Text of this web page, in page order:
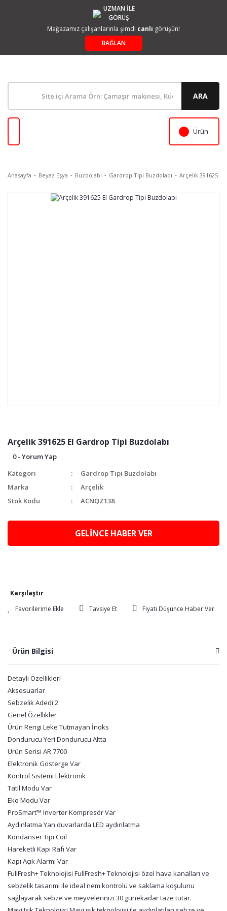
UZMAN İLE
GÖRÜŞ
Mağazamız çalışanlarınla şimdi canlı görüşün!
BAĞLAN
ARA
Ürün
Anasayfa Beyaz Eşya Buzdolabı Gardrop Tipi Buzdolabı Arçelik 391625
Arçelik 391625 EI Gardrop Tipi Buzdolabı
0 - Yorum Yap
Kategori
Gardrop Tipi Buzdolabı
Marka
Arçelik
Stok Kodu
ACNQZ138
GELİNCE HABER VER
Karşılaştır
Tavsiye Et
Fiyatı Düşünce Haber Ver
Ürün Bilgisi
Detaylı Özellikleri
Aksesuarlar
Sebzelik Adedi 2
Genel Özellikler
Ürün Rengi Leke Tutmayan İnoks
Dondurucu Yeri Dondurucu Altta
Ürün Serisi AR 7700
Elektronik Gösterge Var
Kontrol Sistemi Elektronik
Tatil Modu Var
Eko Modu Var
ProSmart™ Inverter Kompresör Var
Aydınlatma Yan duvarlarda LED aydınlatma
Kondanser Tipi Coil
Hareketli Kapı Rafı Var
Kapı Açık Alarmı Var
FullFresh+ Teknolojisi FullFresh+ Teknolojisi özel hava kanalları ve
sebzelik tasarımı ile ideal nem kontrolü ve saklama koşulunu
sağlayarak sebze ve meyvelerinizi 30 günekadar taze tutar.